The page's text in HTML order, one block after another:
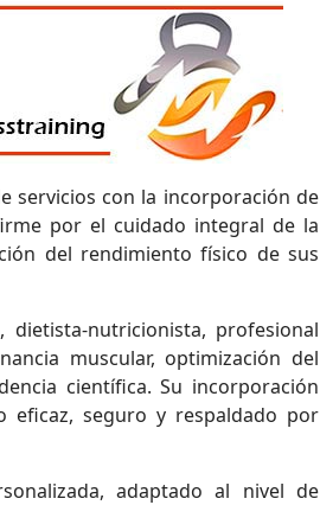
servicios con la incorporación de
por el cuidado integral de la
del rendimiento físico de sus
, dietista-nutricionista, profesional
muscular, optimización del
científica. Su incorporación
eficaz, seguro y respaldado por
adaptado al nivel de